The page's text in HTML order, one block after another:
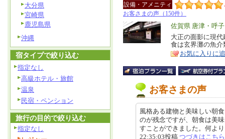
設備・アメニティ
お客さまの声（150件）
エ
リ
ア
佐賀県 唐津・呼子
特
徴
大正の面影に現
食は玄界灘の魚
お気に入りに
お客さまの声
風格ある建物と美味しい朝
のが残念ですが、朝食は美
すことができました。何よ
22:35:03投稿 つづきはこちら
大分県
宮崎県
鹿児島県
沖縄
宿タイプで絞り込む
指定なし
高級ホテル・旅館
温泉
民宿・ペンション
旅行の目的で絞り込む
指定なし